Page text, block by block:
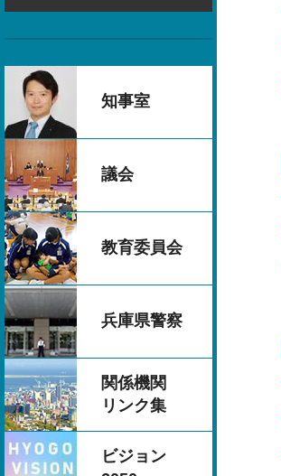
知事室
議会
教育委員会
兵庫県警察
関係機関
リンク集
ビジョン